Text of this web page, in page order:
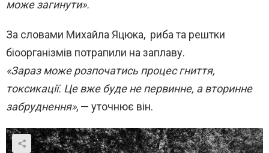
може загинути».
За словами Михайла Яцюка, риба та рештки
біоорганізмів потрапили на заплаву.
«Зараз може розпочатись процес гниття,
токсикації. Це вже буде не первинне, а вторинне
забруднення», — уточнює він.